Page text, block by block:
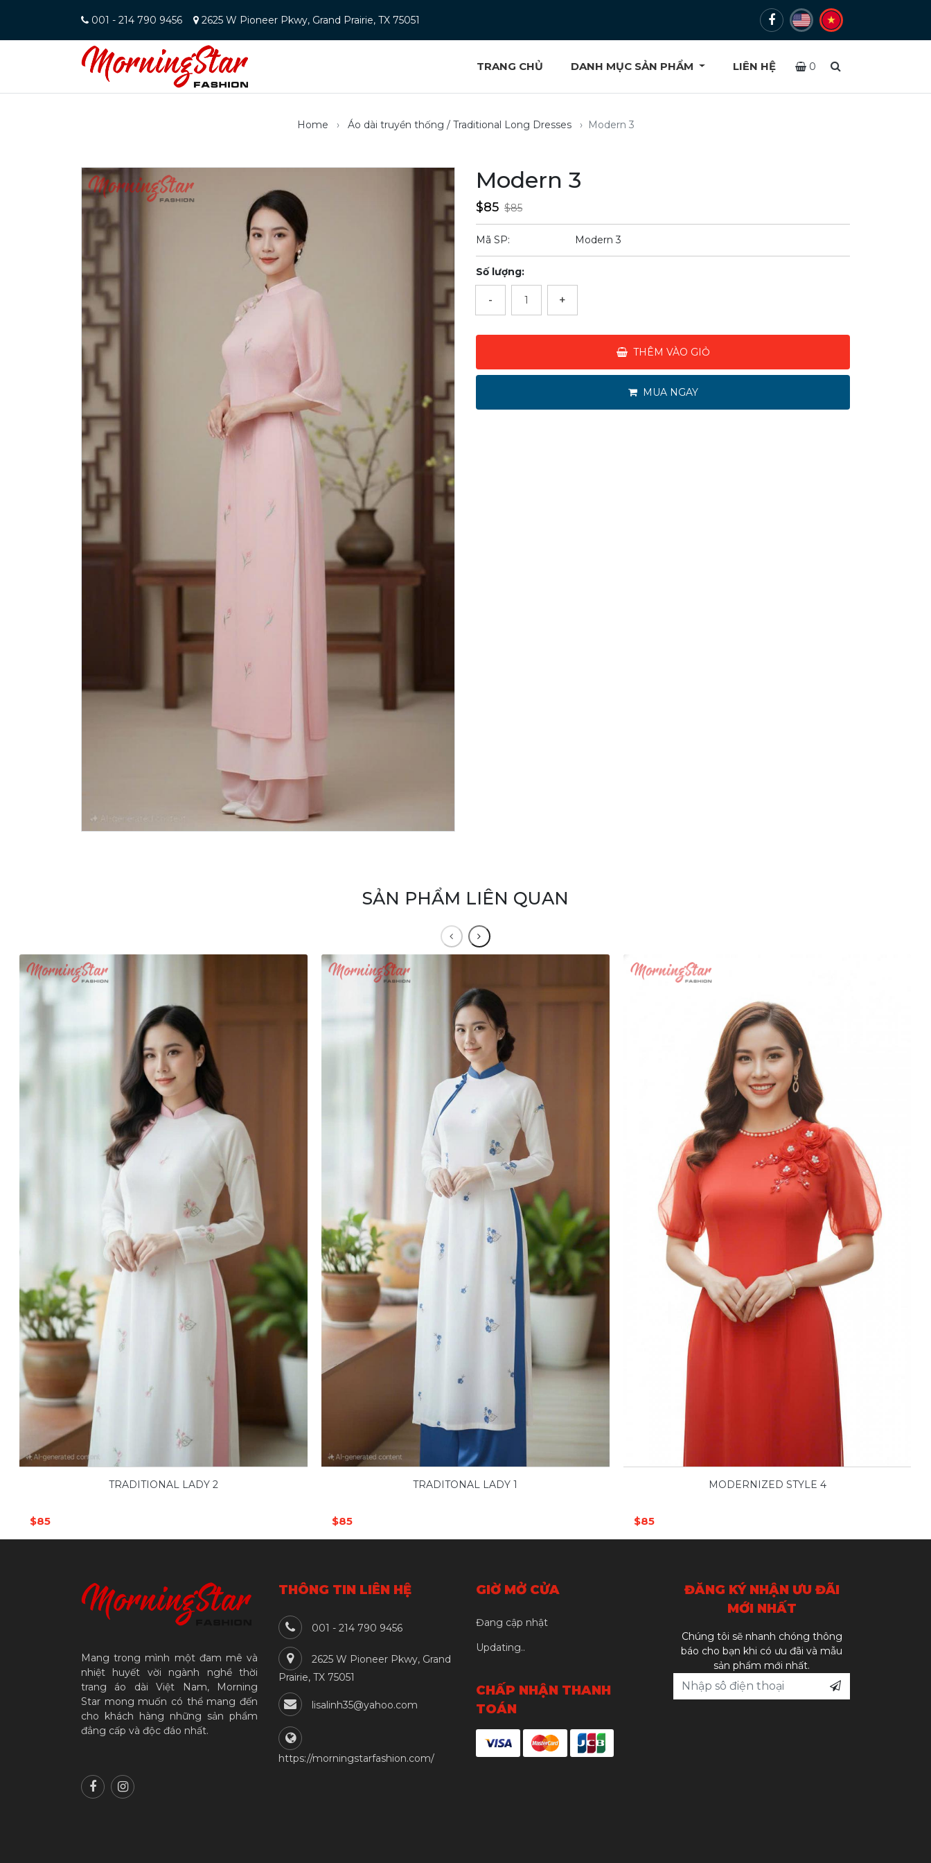
001 - 214 790 9456 2625 W Pioneer Pkwy, Grand Prairie, TX 75051
TRANG CHỦ DANH MỤC SẢN PHẨM LIÊN HỆ 0
Home Áo dài truyền thống / Traditional Long Dresses Modern 3
Modern 3
$85 $85
Mã SP: Modern 3
Số lượng:
- +
THÊM VÀO GIỎ
MUA NGAY
SẢN PHẨM LIÊN QUAN
TRADITIONAL LADY 2
$85
TRADITONAL LADY 1
$85
MODERNIZED STYLE 4
$85
Mang trong mình một đam mê và
nhiệt huyết vời ngành nghề thời
trang áo dài Việt Nam, Morning
Star mong muốn có thể mang đến
cho khách hàng những sản phẩm
đẳng cấp và độc đáo nhất.
THÔNG TIN LIÊN HỆ
001 - 214 790 9456
2625 W Pioneer Pkwy, Grand
Prairie, TX 75051
lisalinh35@yahoo.com
https://morningstarfashion.com/
GIỜ MỞ CỬA
Đang cập nhật
Updating..
CHẤP NHẬN THANH
TOÁN
ĐĂNG KÝ NHẬN ƯU ĐÃI
MỚI NHẤT
Chúng tôi sẽ nhanh chóng thông
báo cho bạn khi có ưu đãi và mẫu
sản phẩm mới nhất.